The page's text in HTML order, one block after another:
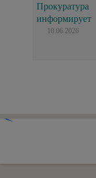
Прокуратура
информирует
10.06.2026